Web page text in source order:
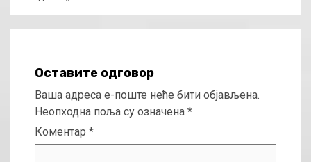
Оставите одговор
Ваша адреса е-поште неће бити објављена.
Неопходна поља су означена *
Коментар *